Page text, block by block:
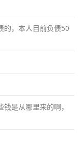
的，本人目前负债50
是从哪里来的啊，